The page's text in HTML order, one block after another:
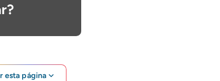
esta página